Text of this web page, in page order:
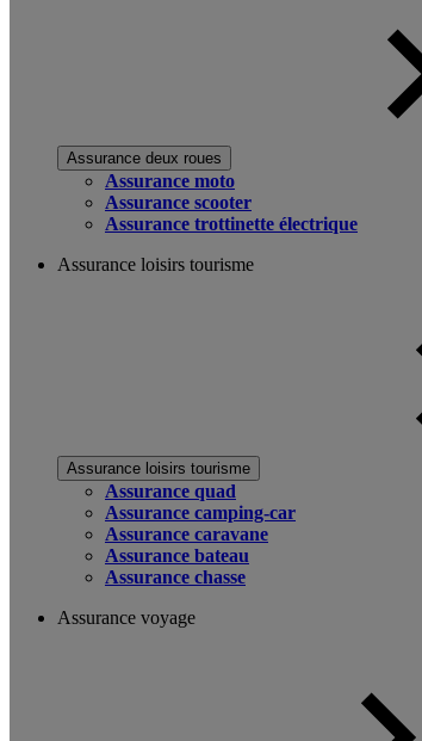
Assurance deux roues
Assurance moto
Assurance scooter
Assurance trottinette électrique
Assurance loisirs tourisme
Assurance loisirs tourisme
Assurance quad
Assurance camping-car
Assurance caravane
Assurance bateau
Assurance chasse
Assurance voyage